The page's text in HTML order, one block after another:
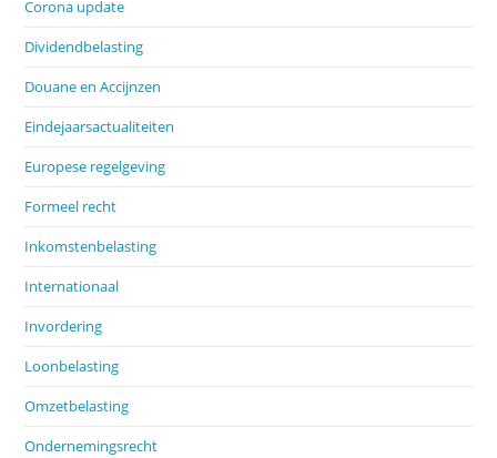
Corona update
Dividendbelasting
Douane en Accijnzen
Eindejaarsactualiteiten
Europese regelgeving
Formeel recht
Inkomstenbelasting
Internationaal
Invordering
Loonbelasting
Omzetbelasting
Ondernemingsrecht